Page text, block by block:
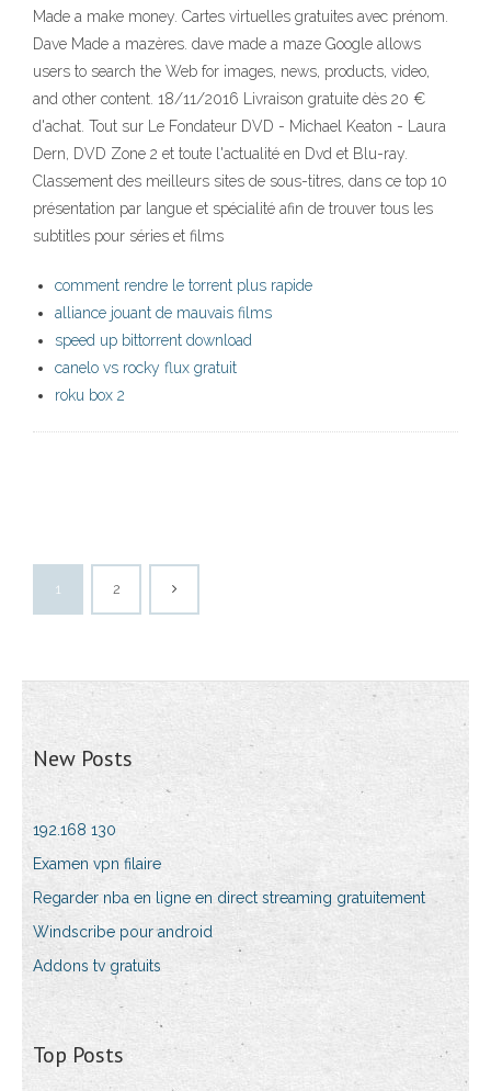
Made a make money. Cartes virtuelles gratuites avec prénom.
Dave Made a mazères. dave made a maze Google allows
users to search the Web for images, news, products, video,
and other content. 18/11/2016 Livraison gratuite dès 20 €
d'achat. Tout sur Le Fondateur DVD - Michael Keaton - Laura
Dern, DVD Zone 2 et toute l'actualité en Dvd et Blu-ray.
Classement des meilleurs sites de sous-titres, dans ce top 10
présentation par langue et spécialité afin de trouver tous les
subtitles pour séries et films
comment rendre le torrent plus rapide
alliance jouant de mauvais films
speed up bittorrent download
canelo vs rocky flux gratuit
roku box 2
1 2
New Posts
192.168 130
Examen vpn filaire
Regarder nba en ligne en direct streaming gratuitement
Windscribe pour android
Addons tv gratuits
Top Posts